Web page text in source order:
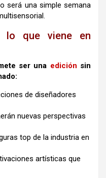
será una simple semana
lo que viene en
ser una edición sin
de diseñadores
nuevas perspectivas
top de la industria en
artísticas que